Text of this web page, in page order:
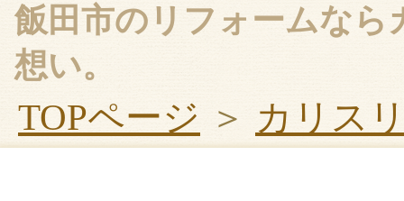
飯田市のリフォームな
想い。
TOPページ ＞ カリス